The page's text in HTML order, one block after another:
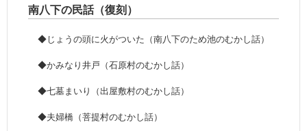
南八下の民話（復刻）
◆じょうの頭に火がついた（南八下のため池のむかし話）
◆かみなり井戸（石原村のむかし話）
◆七墓まいり（出屋敷村のむかし話）
◆夫婦橋（菩提村のむかし話）